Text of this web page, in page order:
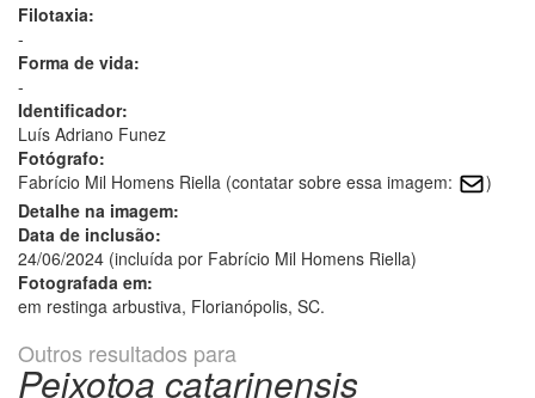
Filotaxia:
-
Forma de vida:
-
Identificador:
Luís Adriano Funez
Fotógrafo:
Fabrício Mil Homens Riella (contatar sobre essa imagem:
)
Detalhe na imagem:
Data de inclusão:
24/06/2024 (incluída por Fabrício Mil Homens Riella)
Fotografada em:
em restinga arbustiva, Florianópolis, SC.
Outros resultados para
Peixotoa catarinensis